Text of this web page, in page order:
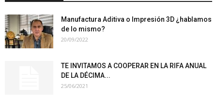
Manufactura Aditiva o Impresión 3D ¿hablamos
de lo mismo?
20/09/2022
TE INVITAMOS A COOPERAR EN LA RIFA ANUAL
DE LA DÉCIMA...
25/06/2021